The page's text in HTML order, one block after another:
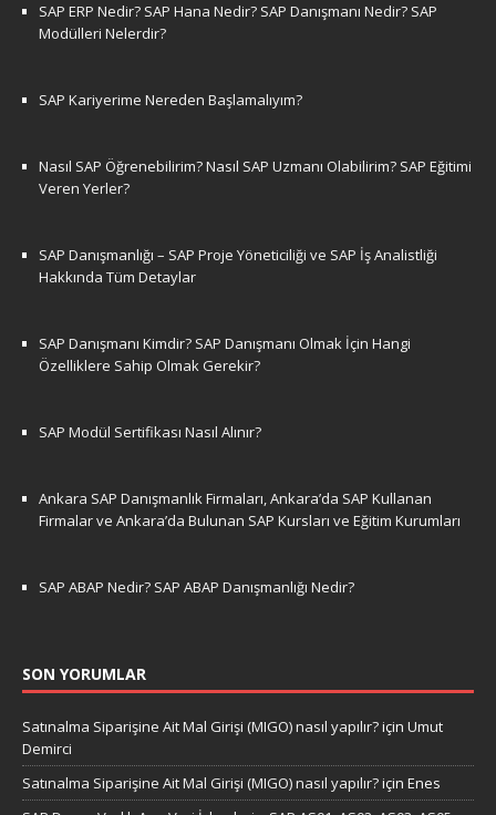
SAP ERP Nedir? SAP Hana Nedir? SAP Danışmanı Nedir? SAP
Modülleri Nelerdir?
SAP Kariyerime Nereden Başlamalıyım?
Nasıl SAP Öğrenebilirim? Nasıl SAP Uzmanı Olabilirim? SAP Eğitimi
Veren Yerler?
SAP Danışmanlığı – SAP Proje Yöneticiliği ve SAP İş Analistliği
Hakkında Tüm Detaylar
SAP Danışmanı Kimdir? SAP Danışmanı Olmak İçin Hangi
Özelliklere Sahip Olmak Gerekir?
SAP Modül Sertifikası Nasıl Alınır?
Ankara SAP Danışmanlık Firmaları, Ankara’da SAP Kullanan
Firmalar ve Ankara’da Bulunan SAP Kursları ve Eğitim Kurumları
SAP ABAP Nedir? SAP ABAP Danışmanlığı Nedir?
SON YORUMLAR
Satınalma Siparişine Ait Mal Girişi (MIGO) nasıl yapılır?için Umut
Demirci
Satınalma Siparişine Ait Mal Girişi (MIGO) nasıl yapılır?için Enes